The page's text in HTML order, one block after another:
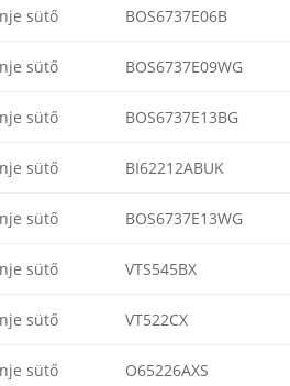
sütő BOS6737E06B
sütő BOS6737E09WG
sütő BOS6737E13BG
sütő BI62212ABUK
sütő BOS6737E13WG
sütő VTS545BX
sütő VT522CX
sütő O65226AXS